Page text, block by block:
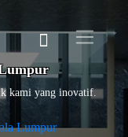
kami yang inovatif.
Lumpur